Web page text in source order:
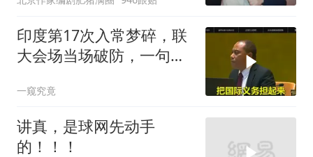
印度第17次入常梦碎，联
大会场当场破防，一句话
一窥究竟
讲真，是球网先动手
的！！！